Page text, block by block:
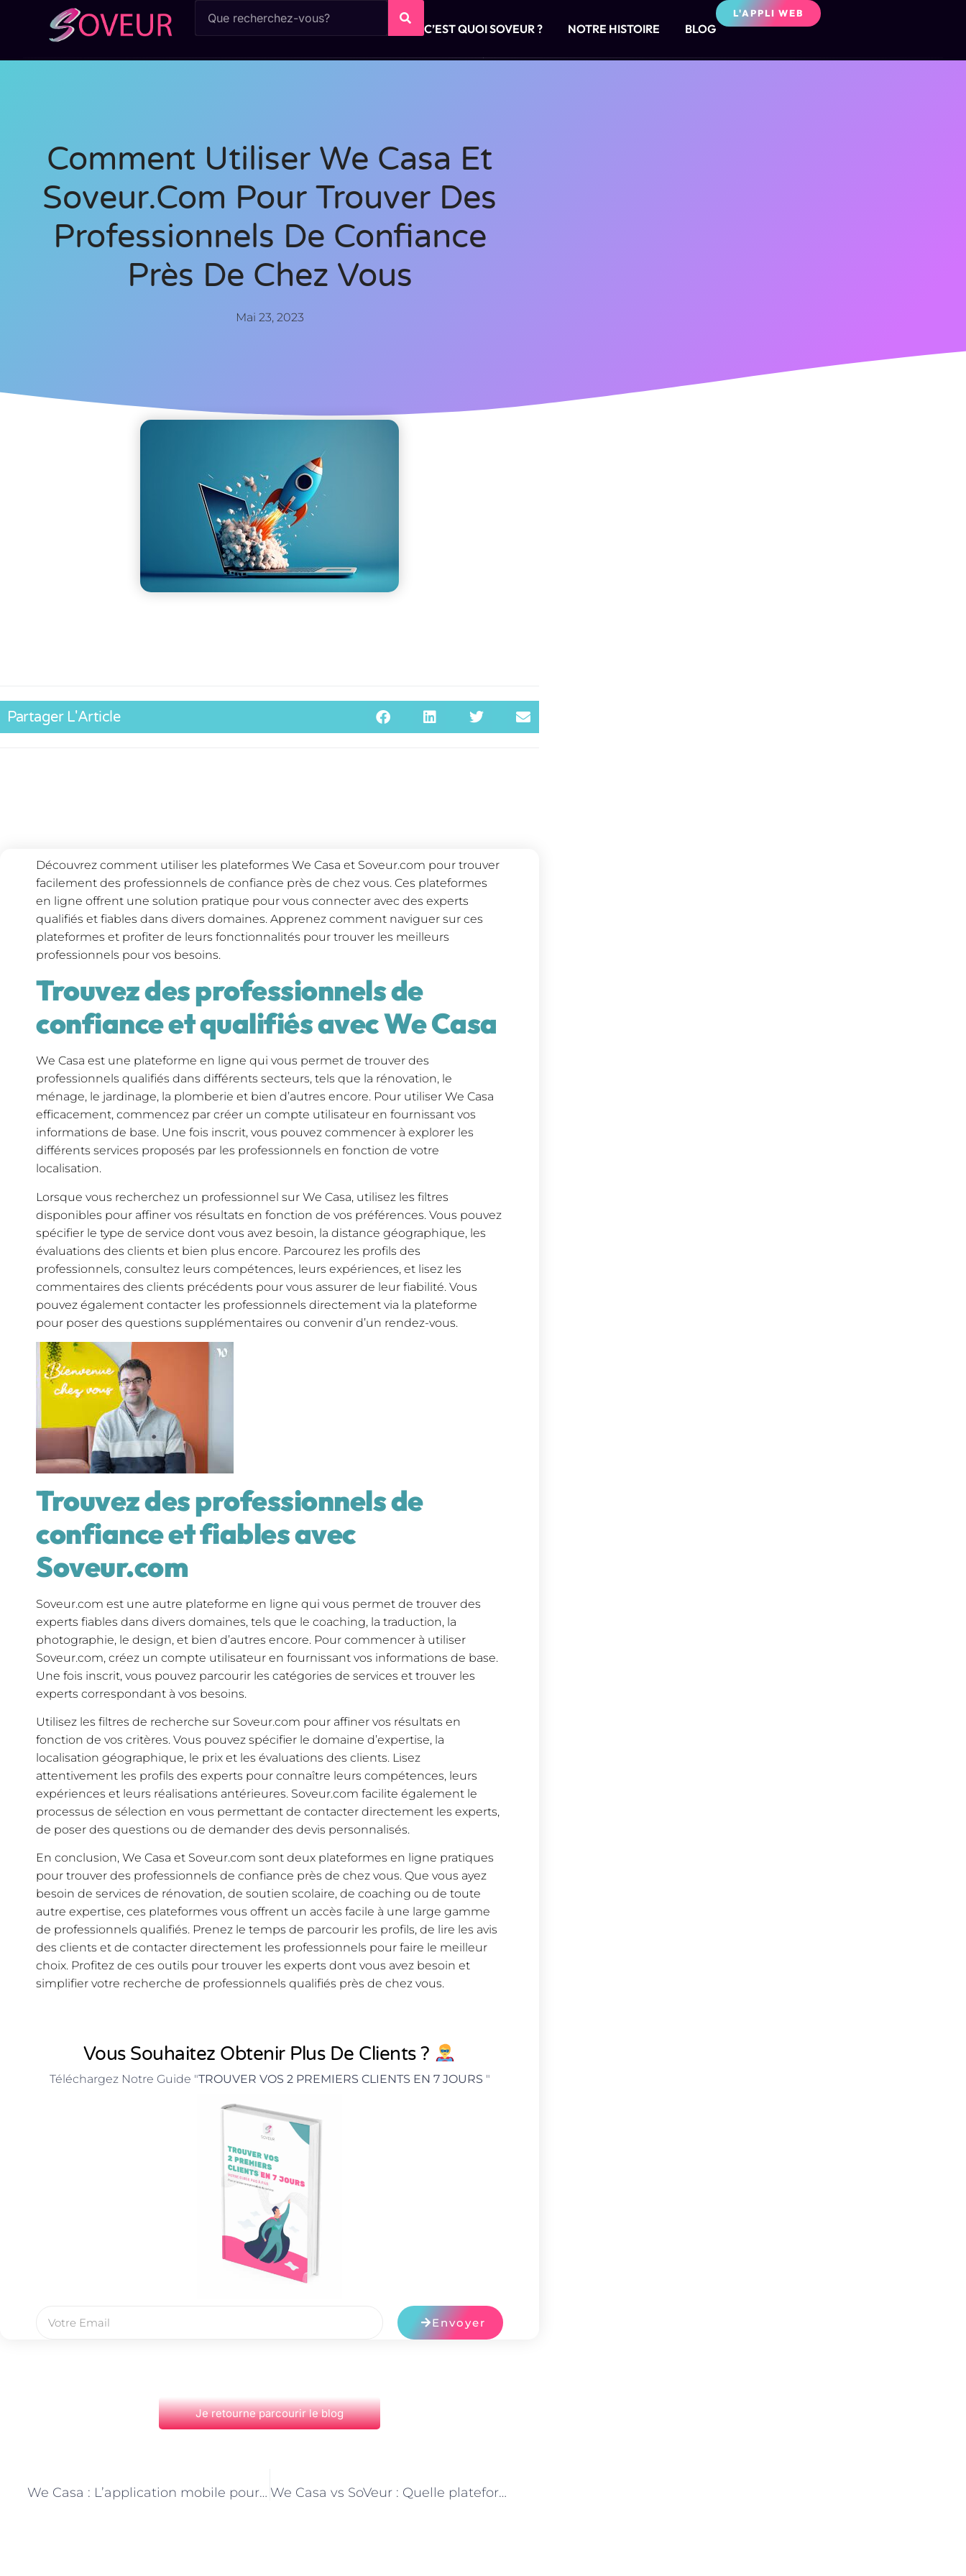
C’EST QUOI SOVEUR ? NOTRE HISTOIRE BLOG
L'APPLI WEB
Comment Utiliser We Casa Et
Soveur.com Pour Trouver Des
Professionnels De Confiance
Près De Chez Vous
Mai 23, 2023
Partager L'Article
Découvrez comment utiliser les plateformes We Casa et Soveur.com pour trouver
facilement des professionnels de confiance près de chez vous. Ces plateformes
en ligne offrent une solution pratique pour vous connecter avec des experts
qualifiés et fiables dans divers domaines. Apprenez comment naviguer sur ces
plateformes et profiter de leurs fonctionnalités pour trouver les meilleurs
professionnels pour vos besoins.
Trouvez des professionnels de
confiance et qualifiés avec We Casa
We Casa est une plateforme en ligne qui vous permet de trouver des
professionnels qualifiés dans différents secteurs, tels que la rénovation, le
ménage, le jardinage, la plomberie et bien d’autres encore. Pour utiliser We Casa
efficacement, commencez par créer un compte utilisateur en fournissant vos
informations de base. Une fois inscrit, vous pouvez commencer à explorer les
différents services proposés par les professionnels en fonction de votre
localisation.
Lorsque vous recherchez un professionnel sur We Casa, utilisez les filtres
disponibles pour affiner vos résultats en fonction de vos préférences. Vous pouvez
spécifier le type de service dont vous avez besoin, la distance géographique, les
évaluations des clients et bien plus encore. Parcourez les profils des
professionnels, consultez leurs compétences, leurs expériences, et lisez les
commentaires des clients précédents pour vous assurer de leur fiabilité. Vous
pouvez également contacter les professionnels directement via la plateforme
pour poser des questions supplémentaires ou convenir d’un rendez-vous.
Trouvez des professionnels de
confiance et fiables avec
Soveur.com
Soveur.com est une autre plateforme en ligne qui vous permet de trouver des
experts fiables dans divers domaines, tels que le coaching, la traduction, la
photographie, le design, et bien d’autres encore. Pour commencer à utiliser
Soveur.com, créez un compte utilisateur en fournissant vos informations de base.
Une fois inscrit, vous pouvez parcourir les catégories de services et trouver les
experts correspondant à vos besoins.
Utilisez les filtres de recherche sur Soveur.com pour affiner vos résultats en
fonction de vos critères. Vous pouvez spécifier le domaine d’expertise, la
localisation géographique, le prix et les évaluations des clients. Lisez
attentivement les profils des experts pour connaître leurs compétences, leurs
expériences et leurs réalisations antérieures. Soveur.com facilite également le
processus de sélection en vous permettant de contacter directement les experts,
de poser des questions ou de demander des devis personnalisés.
En conclusion, We Casa et Soveur.com sont deux plateformes en ligne pratiques
pour trouver des professionnels de confiance près de chez vous. Que vous ayez
besoin de services de rénovation, de soutien scolaire, de coaching ou de toute
autre expertise, ces plateformes vous offrent un accès facile à une large gamme
de professionnels qualifiés. Prenez le temps de parcourir les profils, de lire les avis
des clients et de contacter directement les professionnels pour faire le meilleur
choix. Profitez de ces outils pour trouver les experts dont vous avez besoin et
simplifier votre recherche de professionnels qualifiés près de chez vous.
Vous Souhaitez Obtenir Plus De Clients ?
Téléchargez Notre Guide "TROUVER VOS 2 PREMIERS CLIENTS EN 7 JOURS "
Envoyer
Je retourne parcourir le blog
We Casa : L’application mobile pour trouver des services à domicile rapidement We Casa vs SoVeur : Quelle plateforme répond le mieux à vos besoins de services à domicile